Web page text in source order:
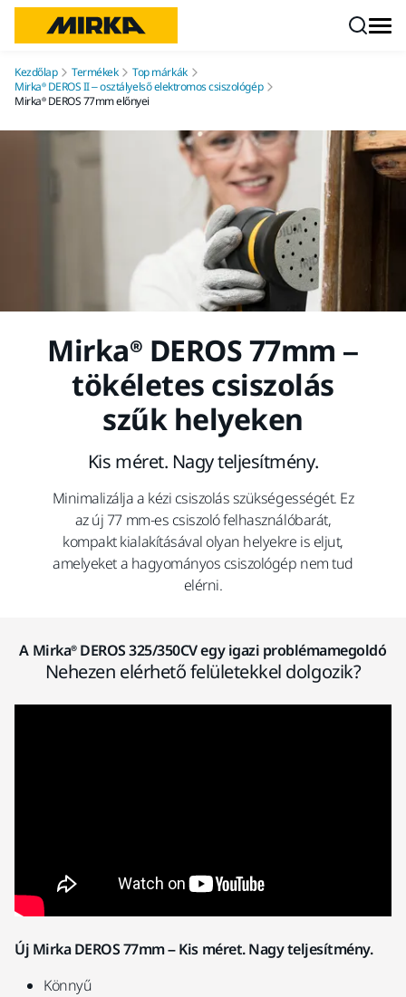
Kezdőlap Termékek
Top márkák
Mirka® DEROS II – osztályelső elektromos csiszológép
Mirka® DEROS 77mm előnyei
Mirka® DEROS 77mm –
tökéletes csiszolás
szűk helyeken
Kis méret. Nagy teljesítmény.
Minimalizálja a kézi csiszolás szükségességét. Ez
az új 77 mm-es csiszoló felhasználóbarát,
kompakt kialakításával olyan helyekre is eljut,
amelyeket a hagyományos csiszológép nem tud
elérni.
A Mirka® DEROS 325/350CV egy igazi problémamegoldó
Nehezen elérhető felületekkel dolgozik?
Új Mirka DEROS 77mm – Kis méret. Nagy teljesítmény.
Könnyű